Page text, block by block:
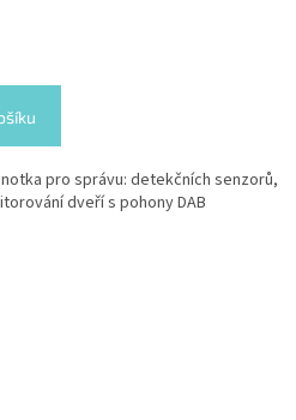
pro správu: detekčních senzorů,
dveří s pohony DAB